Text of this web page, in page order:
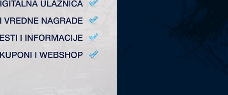
office@fktsc.com
+381 24 224 187